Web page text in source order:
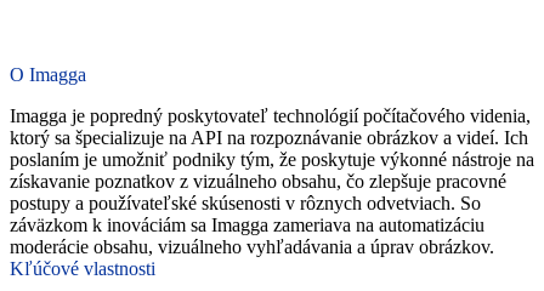
O Imagga
Imagga je popredný poskytovateľ technológií počítačového videnia,
ktorý sa špecializuje na API na rozpoznávanie obrázkov a videí. Ich
poslaním je umožniť podniky tým, že poskytuje výkonné nástroje na
získavanie poznatkov z vizuálneho obsahu, čo zlepšuje pracovné
postupy a používateľské skúsenosti v rôznych odvetviach. So
záväzkom k inováciám sa Imagga zameriava na automatizáciu
moderácie obsahu, vizuálneho vyhľadávania a úprav obrázkov.
Kľúčové vlastnosti